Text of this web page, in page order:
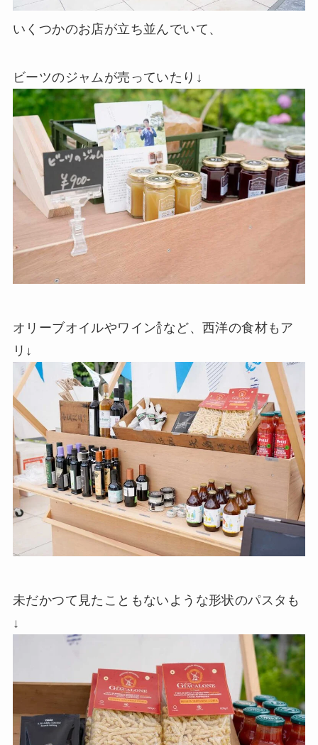
いくつかのお店が立ち並んでいて、
ビーツのジャムが売っていたり↓
オリーブオイルやワイン🍾など、西洋の食材もア
リ↓
未だかつて見たこともないような形状のパスタも
↓